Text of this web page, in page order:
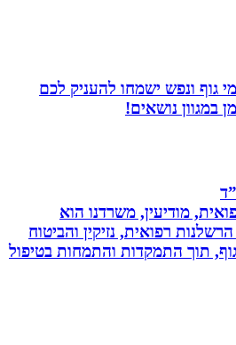
ונפש ישמחו להעניק לכם
נושאים!
מודיעין, משרדנו הוא
רפואית, נזיקין והביטוח
תוך התמקדות והתמחות בטיפול